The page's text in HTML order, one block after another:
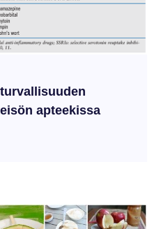
Linzess (linaklotidi) ovat kaksi
ärtyvän suolen oireyhtymän (IBS)